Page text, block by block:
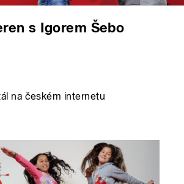
s Igorem Šebo
na českém internetu